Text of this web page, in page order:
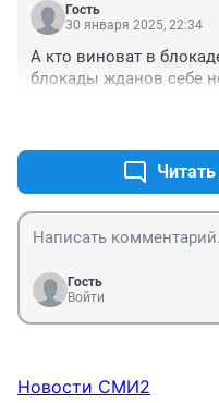
Гость
30 января 2025, 22:34
А кто виноват в
блокады жданов себе
Гость
Войти
Новости СМИ2